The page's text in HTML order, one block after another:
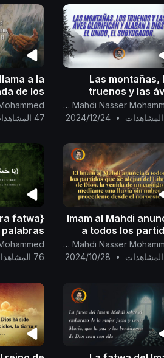
el indult
Las montañas,
truenos y las
glorifican y
Dios, el
Canal Oficial Del Imam Al Mahdi Nasser Mohammed
•
2024/12/24
a la
de los
adorar
47 المشاهدات
Imam al Mahdi
a todos los
que se alejan del
de Dios, la venida
Canal Oficial Del Imam Al Mahdi Nasser Mohammed
•
2024/10/28
fatwa
: {يَا حَسْرَةً
76 المشاهدات